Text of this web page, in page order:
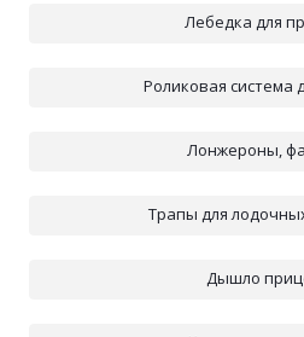
Лебедка для
Роликовая система
Лонжероны,
Трапы для
Дышло